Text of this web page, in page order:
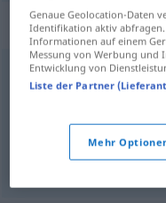
Großherzigkeit,
Großmut,
Genaue Geolocation-Daten
Identifikation aktiv
Informationen auf einem
Messung von Werbung und
Entwicklung von
Liste der Partner
Mehr